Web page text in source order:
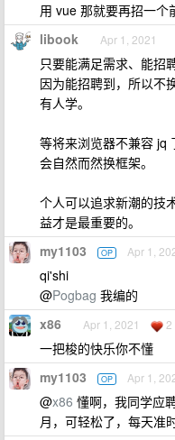
用 vue 那就要再招一个
libook Apr 1, 2021
只要能满足需求、能招
因为能招聘到，所以不
有人学。
等将来浏览器不兼容 jq
会自然而然换框架。
个人可以追求新潮的技
益才是最重要的。
my1103 OP Apr 1,
qi'shi
@Pogbag 我编的
x86 Apr 1, 2021 2
一把梭的快乐你不懂
my1103 OP Apr 1,
@x86 懂啊，我同学应
月，可轻松了，每天准